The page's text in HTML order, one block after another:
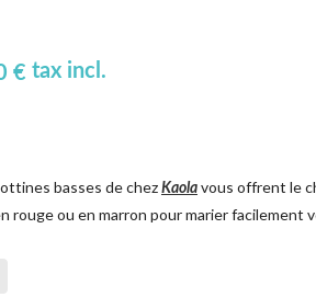
€ tax incl.
basses de chez Kaolavous offrent le
rouge ou en marron pour marier facilement